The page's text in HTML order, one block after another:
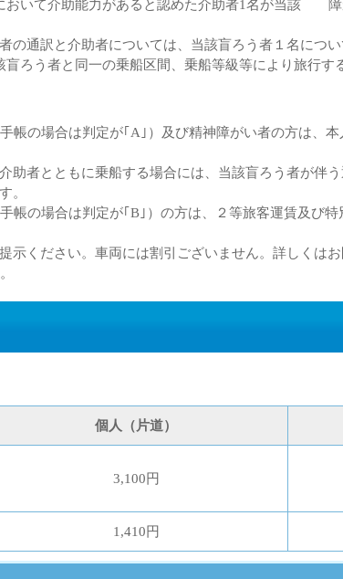
おいて介助能力があると認めた介助者1名が当該
の通訳と介助者については、当該盲ろう者１名につ
ろう者と同一の乗船区間、乗船等級等により旅行す
帳の場合は判定が｢A｣）及び精神障がい者の方は、
助者とともに乗船する場合には、当該盲ろう者が伴
。
帳の場合は判定が｢B｣）の方は、２等旅客運賃及び
ください。車両には割引ございません。詳しくはお
個人（片道）
3,100円
1,410円